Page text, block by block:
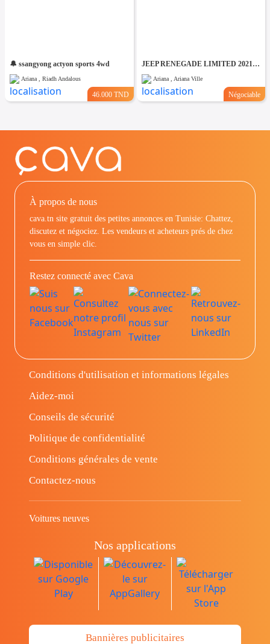
🔔 ssangyong actyon sports 4wd
Ariana , Riadh Andalous
46.000 TND
JEEP RENEGADE LIMITED 2021 - TEL 98479647
Ariana , Ariana Ville
Négociable
À propos de nous
cava.tn site gratuit des petites annonces en Tunisie: Chattez,
discutez et négociez. Les vendeurs et acheteurs prés de chez
vous en simple clic.
Restez connecté avec Cava
Conditions d'utilisation et informations légales
Aidez-moi
Conseils de sécurité
Politique de confidentialité
Conditions générales de vente
Contactez-nous
Voitures neuves
Nos applications
Bannières publicitaires